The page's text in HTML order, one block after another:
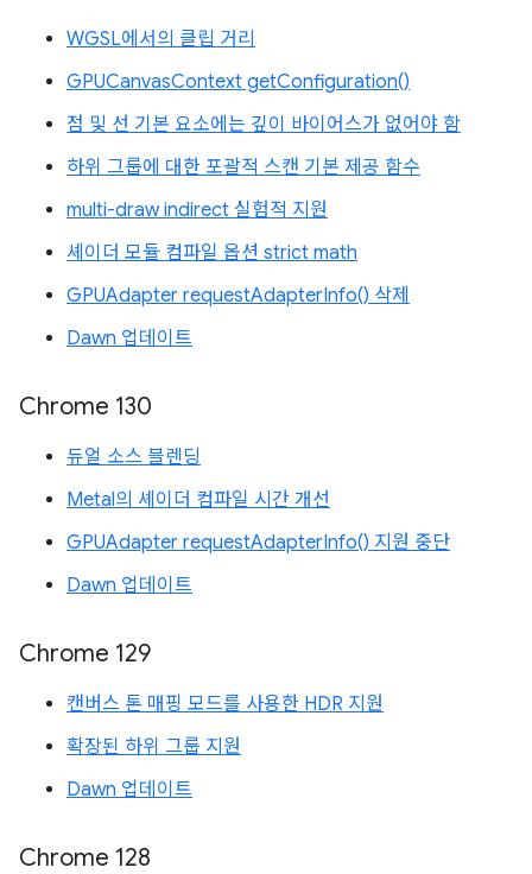
WGSL에서의 클립 거리
GPUCanvasContext getConfiguration()
점 및 선 기본 요소에는 깊이 바이어스가 없어야 함
하위 그룹에 대한 포괄적 스캔 기본 제공 함수
multi-draw indirect 실험적 지원
셰이더 모듈 컴파일 옵션 strict math
GPUAdapter requestAdapterInfo() 삭제
Dawn 업데이트
Chrome 130
듀얼 소스 블렌딩
Metal의 셰이더 컴파일 시간 개선
GPUAdapter requestAdapterInfo() 지원 중단
Dawn 업데이트
Chrome 129
캔버스 톤 매핑 모드를 사용한 HDR 지원
확장된 하위 그룹 지원
Dawn 업데이트
Chrome 128